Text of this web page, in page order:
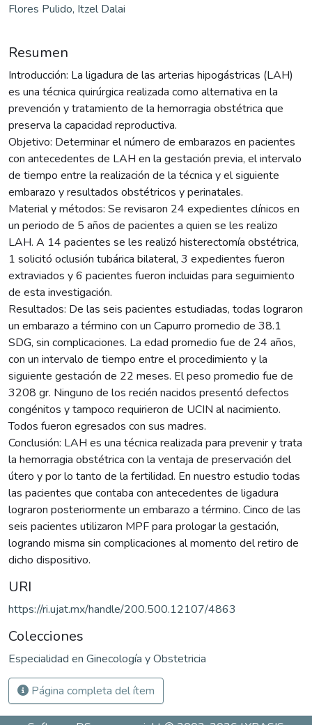
Flores Pulido, Itzel Dalai
Resumen
Introducción: La ligadura de las arterias hipogástricas (LAH)
es una técnica quirúrgica realizada como alternativa en la
prevención y tratamiento de la hemorragia obstétrica que
preserva la capacidad reproductiva.
Objetivo: Determinar el número de embarazos en pacientes
con antecedentes de LAH en la gestación previa, el intervalo
de tiempo entre la realización de la técnica y el siguiente
embarazo y resultados obstétricos y perinatales.
Material y métodos: Se revisaron 24 expedientes clínicos en
un periodo de 5 años de pacientes a quien se les realizo
LAH. A 14 pacientes se les realizó histerectomía obstétrica,
1 solicitó oclusión tubárica bilateral, 3 expedientes fueron
extraviados y 6 pacientes fueron incluidas para seguimiento
de esta investigación.
Resultados: De las seis pacientes estudiadas, todas lograron
un embarazo a término con un Capurro promedio de 38.1
SDG, sin complicaciones. La edad promedio fue de 24 años,
con un intervalo de tiempo entre el procedimiento y la
siguiente gestación de 22 meses. El peso promedio fue de
3208 gr. Ninguno de los recién nacidos presentó defectos
congénitos y tampoco requirieron de UCIN al nacimiento.
Todos fueron egresados con sus madres.
Conclusión: LAH es una técnica realizada para prevenir y trata
la hemorragia obstétrica con la ventaja de preservación del
útero y por lo tanto de la fertilidad. En nuestro estudio todas
las pacientes que contaba con antecedentes de ligadura
lograron posteriormente un embarazo a término. Cinco de las
seis pacientes utilizaron MPF para prologar la gestación,
logrando misma sin complicaciones al momento del retiro de
dicho dispositivo.
URI
https://ri.ujat.mx/handle/200.500.12107/4863
Colecciones
Especialidad en Ginecología y Obstetricia
Página completa del ítem